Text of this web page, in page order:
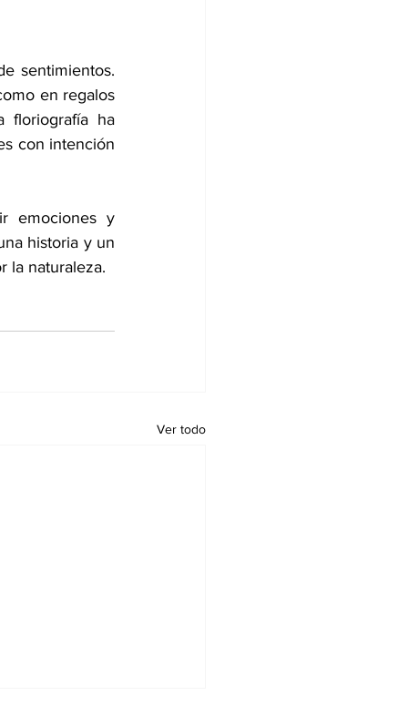
sentimientos.
en regalos
floriografía ha
con intención
emociones y
historia y un
la naturaleza.
Ver todo